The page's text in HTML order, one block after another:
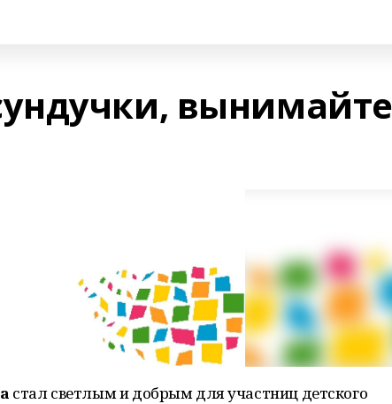
вынимайте
стал светлым и добрым для участниц детского